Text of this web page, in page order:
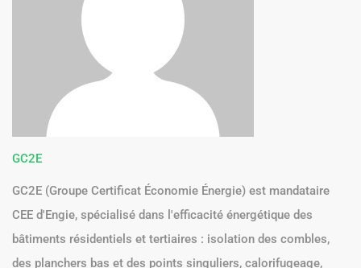
GC2E
GC2E (Groupe Certificat Économie Énergie) est mandataire
CEE d'Engie, spécialisé dans l'efficacité énergétique des
bâtiments résidentiels et tertiaires : isolation des combles,
des planchers bas et des points singuliers, calorifugeage,